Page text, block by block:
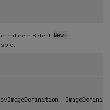
mit dem Befehl
New-
-